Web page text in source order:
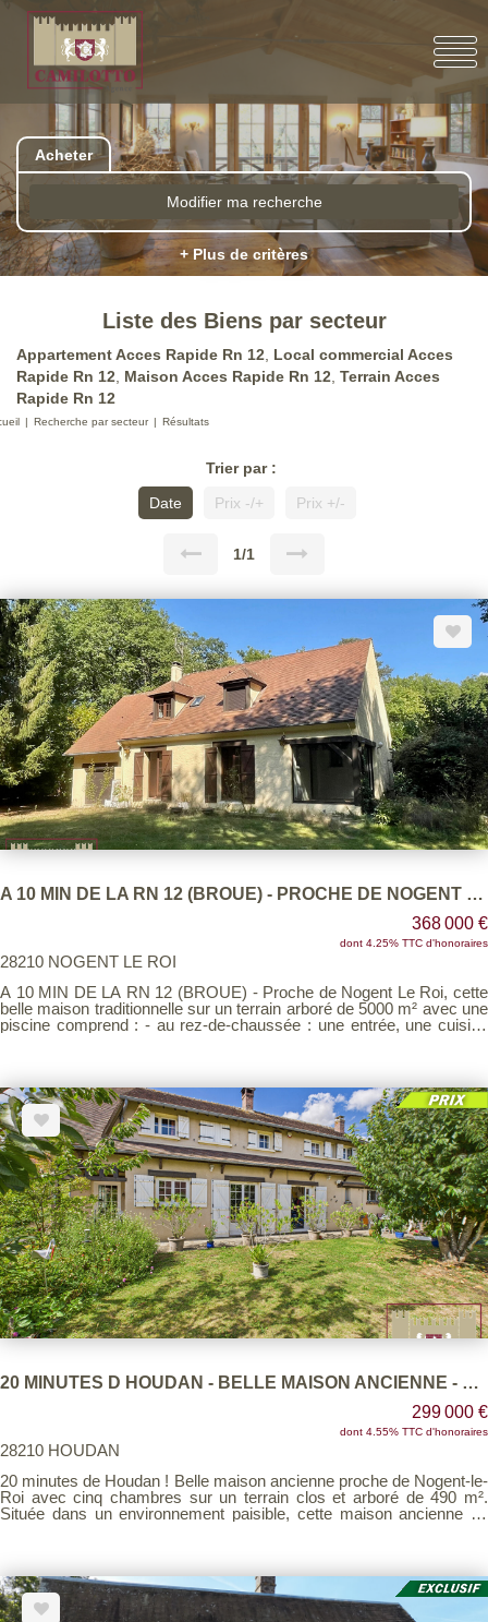
Acheter
Modifier ma recherche
+ Plus de critères
Liste des Biens par secteur
Appartement Acces Rapide Rn 12 Local commercial Acces
Rapide Rn 12 Maison Acces Rapide Rn 12 Terrain Acces
Rapide Rn 12
Recherche par secteur Résultats
Trier par :
Date
Prix -/+ Prix +/-
1/1
A 10 MIN DE LA RN 12 (BROUE) - PROCHE DE NOGENT LE ROI - GRANDE MAISON AVEC 4 CHAMBRES
368 000 €
dont 4.25% TTC d'honoraires
28210 NOGENT LE ROI
A 10 MIN DE LA RN 12 (BROUE) - Proche de Nogent Le Roi, cette
belle maison traditionnelle sur un terrain arboré de 5000 m² avec une
piscine comprend : - au rez-de-chaussée : une entrée, une cuisine
une salle de bains, une salle d'eau, - A l'extérieur : Une piscine, une
terrasse, des abris de jardin
20 MINUTES D HOUDAN - BELLE MAISON ANCIENNE - PROCHE NOGENT LE ROI - 6 PIECES
299 000 €
dont 4.55% TTC d'honoraires
28210 HOUDAN
20 minutes de Houdan ! Belle maison ancienne proche de Nogent-le-
Roi avec cinq chambres sur un terrain clos et arboré de 490 m².
Située dans un environnement paisible, cette maison ancienne de
chaleureux avec une cheminée. Vous trouverez également une salle
d'eau, un WC indépendant, et des rangements. À l'étage : un palier
dessert quatre chambres confortables, toutes équipées de placards